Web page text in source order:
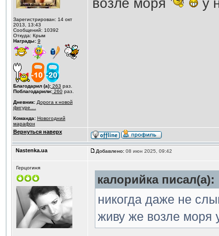
Зарегистрирован: 14 окт
2013, 13:43
Сообщений: 10392
Откуда: Крым
Награды: 9
Благодарил (а):263 раз.
Поблагодарили:260раз.
Дневник: Дорога к новой
фигуре....
Команда: Новогодний
марафон
Вернуться наверх
Nastenka.ua Добавлено:08 июн 2025, 09:42
Герцогиня
калорийка писал(а):
никогда даже не
живу же возле моря